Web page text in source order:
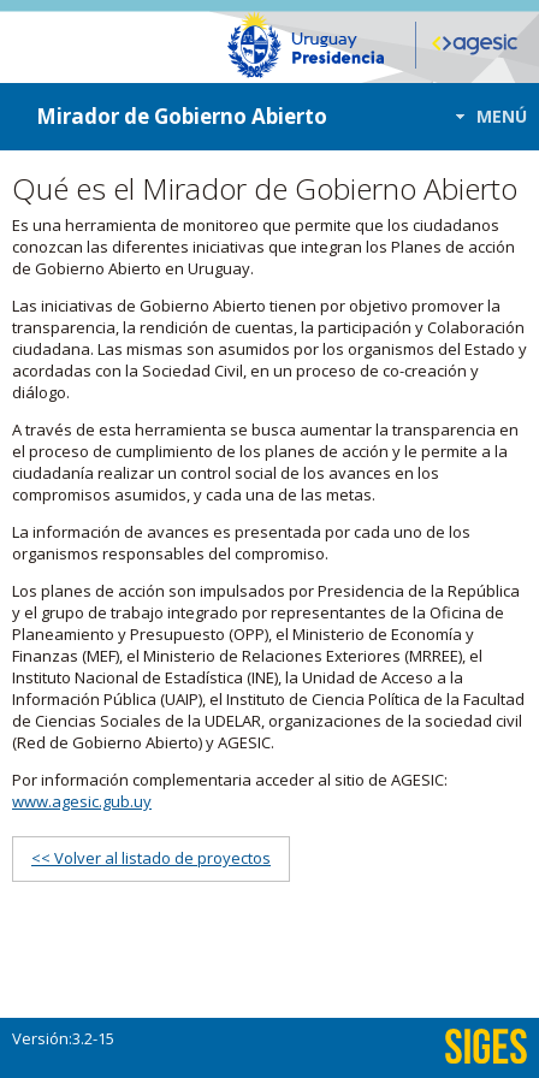
ir a contenido
ir al menú
Mirador de Gobierno Abierto MENÚ
Qué es el Mirador de Gobierno Abierto
Es una herramienta de monitoreo que permite que los ciudadanos
conozcan las diferentes iniciativas que integran los Planes de acción
de Gobierno Abierto en Uruguay.
Las iniciativas de Gobierno Abierto tienen por objetivo promover la
transparencia, la rendición de cuentas, la participación y Colaboración
ciudadana. Las mismas son asumidos por los organismos del Estado y
acordadas con la Sociedad Civil, en un proceso de co-creación y
diálogo.
A través de esta herramienta se busca aumentar la transparencia en
el proceso de cumplimiento de los planes de acción y le permite a la
ciudadanía realizar un control social de los avances en los
compromisos asumidos, y cada una de las metas.
La información de avances es presentada por cada uno de los
organismos responsables del compromiso.
Los planes de acción son impulsados por Presidencia de la República
y el grupo de trabajo integrado por representantes de la Oficina de
Planeamiento y Presupuesto (OPP), el Ministerio de Economía y
Finanzas (MEF), el Ministerio de Relaciones Exteriores (MRREE), el
Instituto Nacional de Estadística (INE), la Unidad de Acceso a la
Información Pública (UAIP), el Instituto de Ciencia Política de la Facultad
de Ciencias Sociales de la UDELAR, organizaciones de la sociedad civil
(Red de Gobierno Abierto) y AGESIC.
Por información complementaria acceder al sitio de AGESIC:
www.agesic.gub.uy
<< Volver al listado de proyectos
Versión:3.2-15